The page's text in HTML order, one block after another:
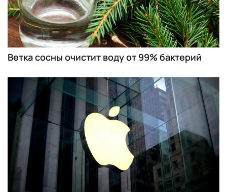
Ветка сосны очистит воду от 99% бактерий